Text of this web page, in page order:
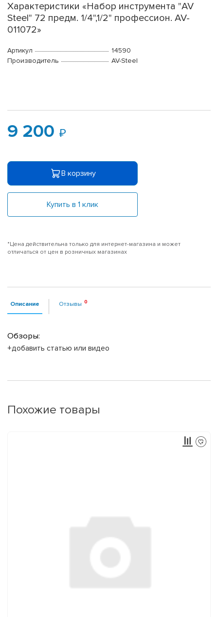
Характеристики «Набор инструмента "AV
Steel" 72 предм. 1/4",1/2" профессион. AV-
011072»
Артикул
14590
Производитель
AV-Steel
9 200
В корзину
Купить в 1 клик
*Цена действительна только для интернет-магазина и может
отличаться от цен в розничных магазинах
Описание Отзывы
Обзоры:
+добавить статью или видео
Похожие товары